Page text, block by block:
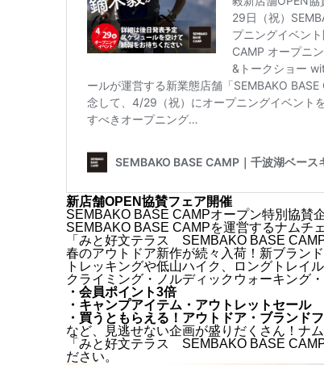
新店舗OPEN協賛フェア開催
SEMBAKO BASE CAMPオープン特別協賛
SEMBAKO BASE CAMPを運営するナムチ
「みと好文テラス SEMBAKO BASE
春のアウトドア新作が続々入荷！新ブラン
トレッキングや低山ハイク、ロングトレイ
クライミング・ノルディックウォーキング
・会員ポイント3倍
・キャンプアイテム・アウトレットセール
・買うともらえる！アウトドア・ブランド
など、見逃せない企画が盛りだくさん！ナ
「みと好文テラス SEMBAKO BASE
ださい。